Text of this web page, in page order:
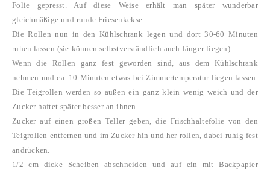
Folie gepresst. Auf diese Weise erhält man später wunderbar
gleichmäßige und runde Friesenkekse.
Die Rollen nun in den Kühlschrank legen und dort 30-60 Minuten
ruhen lassen (sie können selbstverständlich auch länger liegen).
Wenn die Rollen ganz fest geworden sind, aus dem Kühlschrank
nehmen und ca. 10 Minuten etwas bei Zimmertemperatur liegen lassen.
Die Teigrollen werden so außen ein ganz klein wenig weich und der
Zucker haftet später besser an ihnen.
Zucker auf einen großen Teller geben, die Frischhaltefolie von den
Teigrollen entfernen und im Zucker hin und her rollen, dabei ruhig fest
andrücken.
1/2 cm dicke Scheiben abschneiden und auf ein mit Backpapier